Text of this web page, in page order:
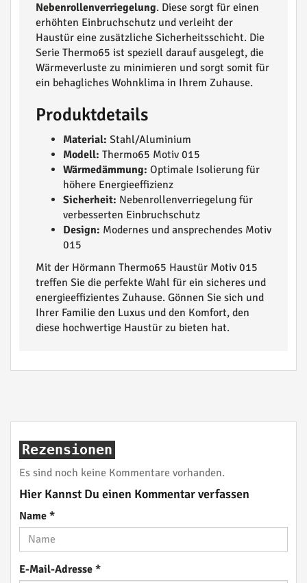
Nebenrollenverriegelung. Diese sorgt für einen
erhöhten Einbruchschutz und verleiht der
Haustür eine zusätzliche Sicherheitsschicht. Die
Serie Thermo65 ist speziell darauf ausgelegt, die
Wärmeverluste zu minimieren und sorgt somit für
ein behagliches Wohnklima in Ihrem Zuhause.
Produktdetails
Material: Stahl/Aluminium
Modell: Thermo65 Motiv 015
Wärmedämmung: Optimale Isolierung für
höhere Energieeffizienz
Sicherheit: Nebenrollenverriegelung für
verbesserten Einbruchschutz
Design: Modernes und ansprechendes Motiv
015
Mit der Hörmann Thermo65 Haustür Motiv 015
treffen Sie die perfekte Wahl für ein sicheres und
energieeffizientes Zuhause. Gönnen Sie sich und
Ihrer Familie den Luxus und den Komfort, den
diese hochwertige Haustür zu bieten hat.
Rezensionen
Es sind noch keine Kommentare vorhanden.
Hier Kannst Du einen Kommentar verfassen
Name *
E-Mail-Adresse *